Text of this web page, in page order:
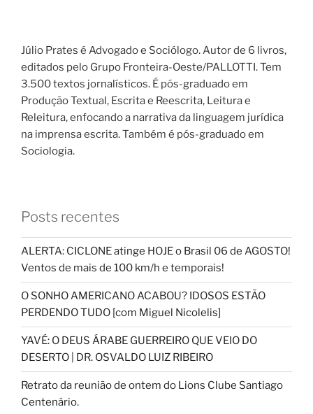
Júlio Prates é Advogado e Sociólogo. Autor de 6 livros,
editados pelo Grupo Fronteira-Oeste/PALLOTTI. Tem
3.500 textos jornalísticos. É pós-graduado em
Produção Textual, Escrita e Reescrita, Leitura e
Releitura, enfocando a narrativa da linguagem jurídica
na imprensa escrita. Também é pós-graduado em
Sociologia.
Posts recentes
ALERTA: CICLONE atinge HOJE o Brasil 06 de AGOSTO!
Ventos de mais de 100 km/h e temporais!
O SONHO AMERICANO ACABOU? IDOSOS ESTÃO
PERDENDO TUDO [com Miguel Nicolelis]
YAVÉ: O DEUS ÁRABE GUERREIRO QUE VEIO DO
DESERTO | DR. OSVALDO LUIZ RIBEIRO
Retrato da reunião de ontem do Lions Clube Santiago
Centenário.